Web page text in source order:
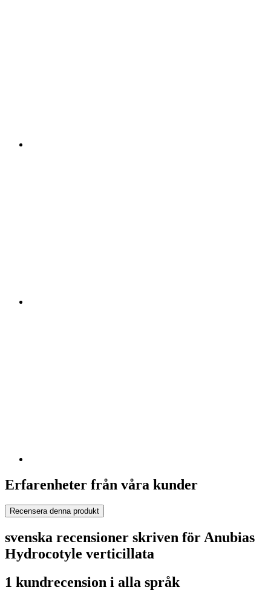
Erfarenheter från våra kunder
Recensera denna produkt
svenska recensioner skriven för Anubias
Hydrocotyle verticillata
1 kundrecension i alla språk